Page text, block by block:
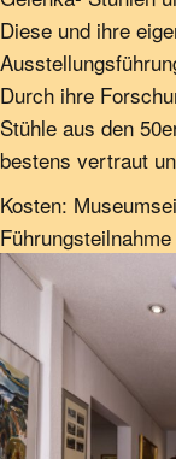
Diese und ihre
Durch ihre
Stühle aus den
bestens vertraut
Kosten:
Führungsteilnahme